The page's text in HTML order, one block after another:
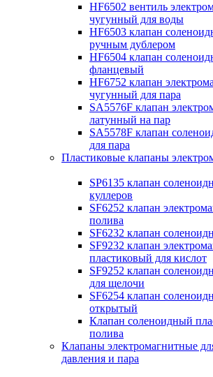
HF6502 вентиль
чугунный для воды
HF6503 клапан
ручным дублером
HF6504 клапан
фланцевый
HF6752 клапан
чугунный для пара
SA5576F клапан
латунный на пар
SA5578F клапан
для пара
Пластиковые клапаны
SP6135 клапан
куллеров
SF6252 клапан
полива
SF6232 клапан
SF9232 клапан
пластиковый для кислот
SF9252 клапан
для щелочи
SF6254 клапан
открытый
Клапан соленоидный
полива
Клапаны электромагнитные
давления и пара